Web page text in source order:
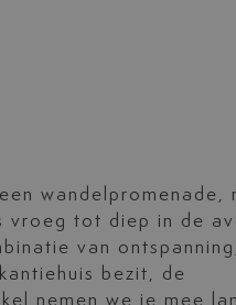
wandelpromenade,
vroeg tot diep in de
van
bezit, de
nemen we je mee